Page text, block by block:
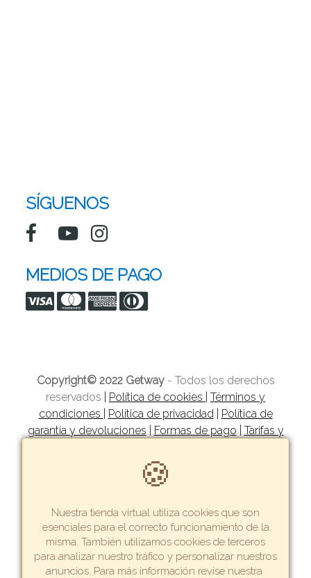
SÍGUENOS
MEDIOS DE PAGO
Copyright© 2022 Getway - Todos los derechos
reservados
Política de cookies
Términos y
condiciones
Política de privacidad
Política de
garantía y devoluciones
Formas de pago
Tarifas y
🍪
Nuestra tienda virtual utiliza cookies que son
esenciales para el correcto funcionamiento de la
misma. También utilizamos cookies de terceros
para analizar nuestro tráfico y personalizar nuestros
anuncios. Para más información revise nuestra